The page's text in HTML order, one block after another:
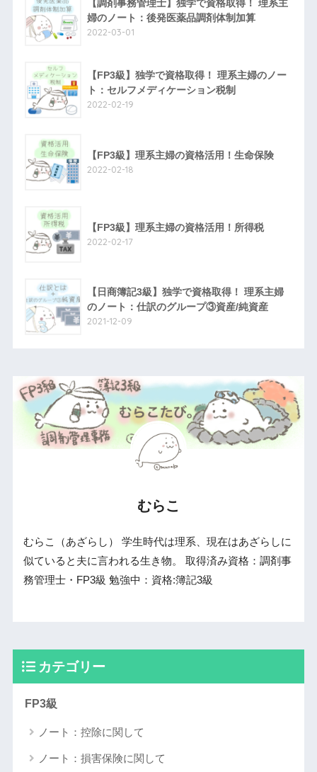
【調剤事務管理士】独学で資格取得！ 理系主
婦のノート：後発医薬品調剤体制加算
2022-03-01
【FP3級】独学で資格取得！ 理系主婦のノー
ト：セルフメディケーション税制
2022-02-19
【FP3級】理系主婦の資格活用！生命保険
2022-02-18
【FP3級】理系主婦の資格活用！所得税
2022-02-17
【日商簿記3級】独学で資格取得！ 理系主婦
のノート：仕訳のグループ③資産/純資産
2021-12-09
むらこ
むらこ（あざらし） 学生時代は理系、現在はあざらしに
似ていると夫に言われる生き物。 取得済み資格：調剤事
務管理士・FP3級 勉強中：資格:簿記3級
カテゴリー
FP3級
ノート：控除に関して
ノート：損害保険に関して